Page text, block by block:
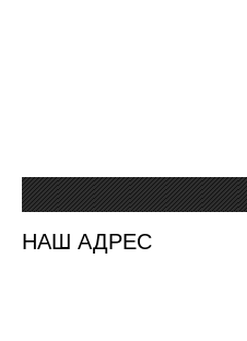
НАШ АДРЕС